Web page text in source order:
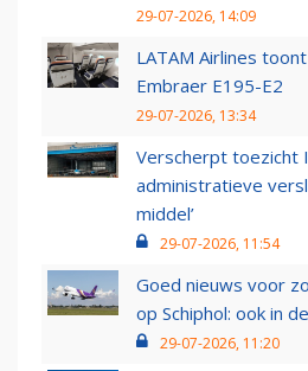
29-07-2026, 14:09
LATAM Airlines
Embraer E195-E2
29-07-2026, 13:34
Verscherpt toezicht
administratieve
middel’
29-07-2026, 11:54
Goed nieuws voor
op Schiphol: ook in
29-07-2026, 11:20